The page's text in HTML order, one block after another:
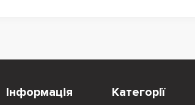
Інформація Категорії